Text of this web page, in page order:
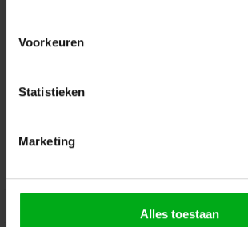
Voorkeuren
Statistieken
Marketing
Alles toestaan
info@podiumtechniek.nl
Volg ons
Volg ons op Twitter
Stuur ons
Binnen 24 uur persoonlijk contact!